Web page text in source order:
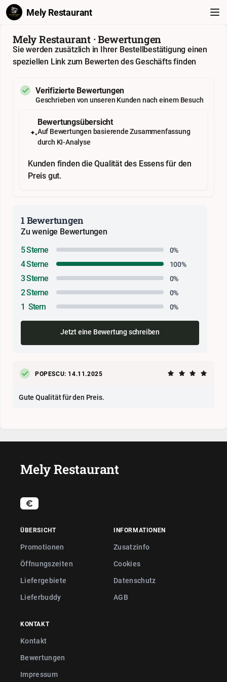
Mely Restaurant
Mely Restaurant · Bewertungen
Sie werden zusätzlich in Ihrer Bestellbestätigung einen
speziellen Link zum Bewerten des Geschäfts finden
Verifizierte Bewertungen
Geschrieben von unseren Kunden nach einem Besuch
Bewertungsübersicht
Auf Bewertungen basierende Zusammenfassung
durch KI-Analyse
Kunden finden die Qualität des Essens für den
Preis gut.
1 Bewertungen
Zu wenige Bewertungen
5 Sterne
0%
4 Sterne 100%
3 Sterne 0%
2 Sterne 0%
1 Stern 0%
Jetzt eine Bewertung schreiben
POPESCU: 14.11.2025
Gute Qualität für den Preis.
Mely Restaurant
ÜBERSICHT
Promotionen
Öffnungszeiten
Liefergebiete
Lieferbuddy
INFORMATIONEN
Zusatzinfo
Cookies
Datenschutz
AGB
KONTAKT
Kontakt
Bewertungen
Impressum